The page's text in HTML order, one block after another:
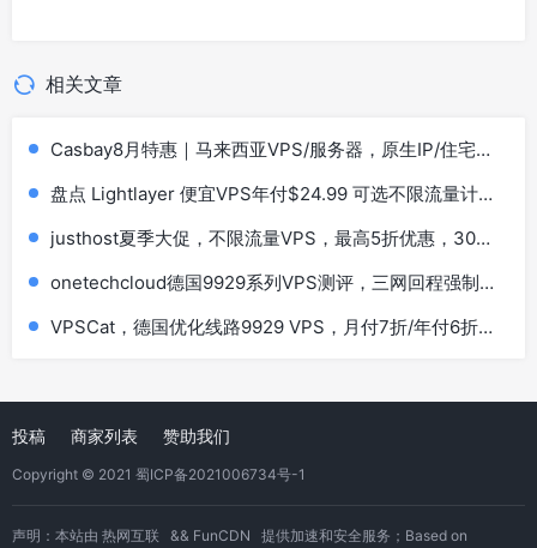
相关文章
Casbay8月特惠｜马来西亚VPS/服务器，原生IP/住宅
盘点 Lightlayer 便宜VPS年付$24.99 可选不限流量计划
justhost夏季大促，不限流量VPS，最高5折优惠，30个
onetechcloud德国9929系列VPS测评，三网回程强制
VPSCat，德国优化线路9929 VPS，月付7折/年付6折，
投稿 商家列表 赞助我们
Copyright © 2021 蜀ICP备2021006734号-1
声明：本站由 热网互联 && FunCDN
提供加速和安全服务；Based on